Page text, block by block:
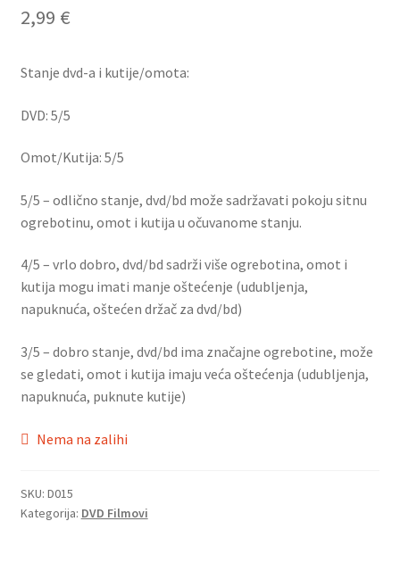
2,99 €
Stanje dvd-a i kutije/omota:
DVD: 5/5
Omot/Kutija: 5/5
5/5 – odlično stanje, dvd/bd može sadržavati pokoju sitnu
ogrebotinu, omot i kutija u očuvanome stanju.
4/5 – vrlo dobro, dvd/bd sadrži više ogrebotina, omot i
kutija mogu imati manje oštećenje (udubljenja,
napuknuća, oštećen držač za dvd/bd)
3/5 – dobro stanje, dvd/bd ima značajne ogrebotine, može
se gledati, omot i kutija imaju veća oštećenja (udubljenja,
napuknuća, puknute kutije)
Nema na zalihi
SKU: D015
Kategorija: DVD Filmovi